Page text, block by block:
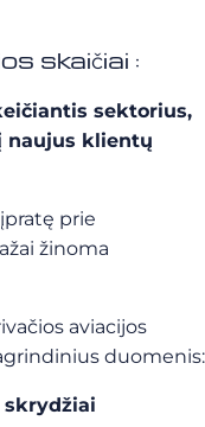
skaičiai :
sektorius,
naujus klientų
prie
žinoma
aviacijos
duomenis: